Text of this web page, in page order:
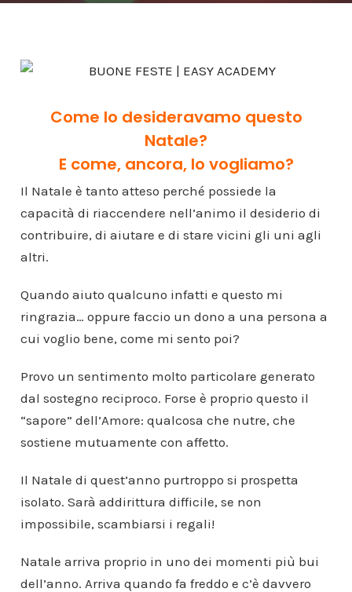
Come lo desideravamo questo
Natale?
E come, ancora, lo vogliamo?
Il Natale è tanto atteso perché possiede la
capacità di riaccendere nell’animo il desiderio di
contribuire, di aiutare e di stare vicini gli uni agli
altri.
Quando aiuto qualcuno infatti e questo mi
ringrazia… oppure faccio un dono a una persona a
cui voglio bene, come mi sento poi?
Provo un sentimento molto particolare generato
dal sostegno reciproco. Forse è proprio questo il
“sapore” dell’Amore: qualcosa che nutre, che
sostiene mutuamente con affetto.
Il Natale di quest’anno purtroppo si prospetta
isolato. Sarà addirittura difficile, se non
impossibile, scambiarsi i regali!
Natale arriva proprio in uno dei momenti più bui
dell’anno. Arriva quando fa freddo e c’è davvero